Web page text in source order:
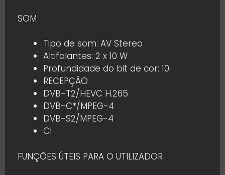
SOM
Tipo de som: AV Stereo
Altifalantes: 2 x 10 W
Profundidade do bit de cor: 10
RECEPÇÃO
DVB-T2/HEVC H.265
DVB-C*/MPEG-4
DVB-S2/MPEG-4
CI
FUNÇÕES ÚTEIS PARA O UTILIZADOR